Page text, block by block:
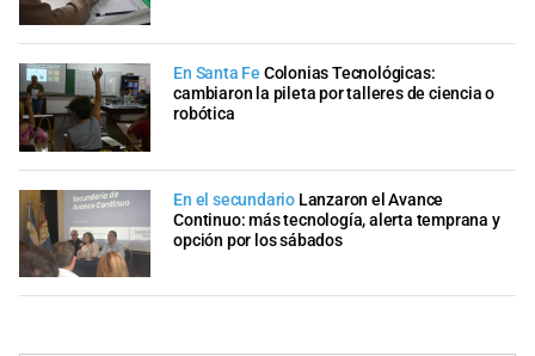
En Santa Fe Colonias Tecnológicas:
cambiaron la pileta por talleres de ciencia o
robótica
En el secundario Lanzaron el Avance
Continuo: más tecnología, alerta temprana y
opción por los sábados